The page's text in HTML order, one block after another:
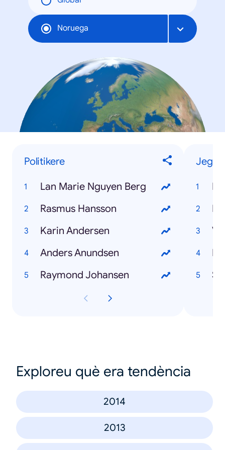
Noruega
Politikere
Lan Marie Nguyen Berg
Rasmus Hansson
Karin Andersen
Anders Anundsen
Raymond Johansen
Jeg-
Exploreu què era tendència
2014
2013